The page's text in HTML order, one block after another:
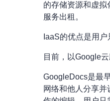
的存储资源和虚
服务出租。
IaaS的优点是用
目前，以Google
GoogleDocs是最
网络和他人分享